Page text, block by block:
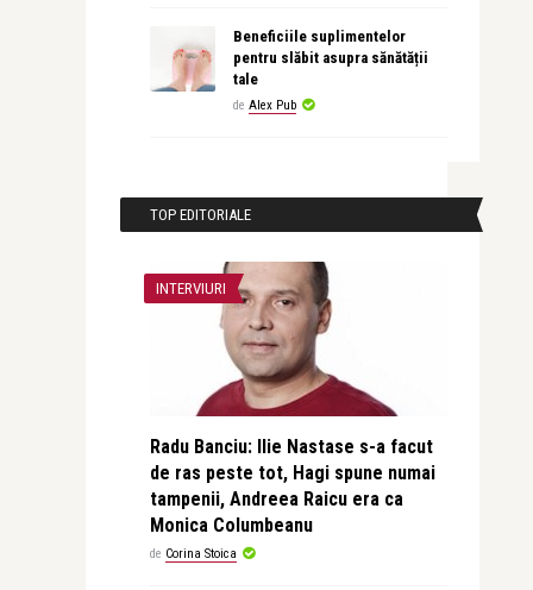
Beneficiile suplimentelor
pentru slăbit asupra sănătății
tale
de Alex Pub
TOP EDITORIALE
INTERVIURI
Radu Banciu: Ilie Nastase s-a facut
de ras peste tot, Hagi spune numai
tampenii, Andreea Raicu era ca
Monica Columbeanu
de Corina Stoica